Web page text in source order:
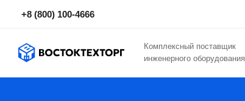
+8 (800) 100-4666
Комплексный поставщик
инженерного оборудования